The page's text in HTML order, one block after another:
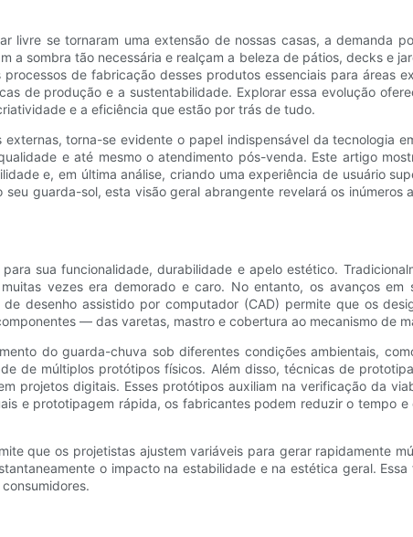
livre se tornaram uma extensão de nossas casas, a demanda
a sombra tão necessária e realçam a beleza de pátios, decks e
de fabricação desses produtos essenciais para áreas
de produção e a sustentabilidade. Explorar essa evolução
e a eficiência que estão por trás de tudo.
torna-se evidente o papel indispensável da
e até mesmo o atendimento pós-venda. Este artigo
e, em última análise, criando uma experiência de usuário
guarda-sol, esta visão geral abrangente revelará os
sua funcionalidade, durabilidade e apelo estético.
vezes era demorado e caro. No entanto, os avanços
desenho assistido por computador (CAD) permite que os
— das varetas, mastro e cobertura ao mecanismo de
do guarda-chuva sob diferentes condições ambientais,
de múltiplos protótipos físicos. Além disso, técnicas de
projetos digitais. Esses protótipos auxiliam na verificação da
e prototipagem rápida, os fabricantes podem reduzir o tempo
que os projetistas ajustem variáveis ​​para gerar rapidamente
o impacto na estabilidade e na estética geral.